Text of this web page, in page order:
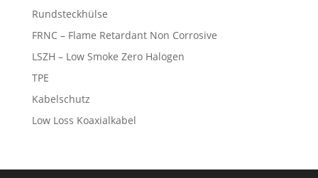
Rundsteckhülse
FRNC – Flame Retardant Non Corrosive
LSZH – Low Smoke Zero Halogen
TPE
Kabelschutz
Low Loss Koaxialkabel